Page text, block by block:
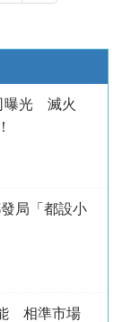
曝光 滅火
局「都設小
相準市場